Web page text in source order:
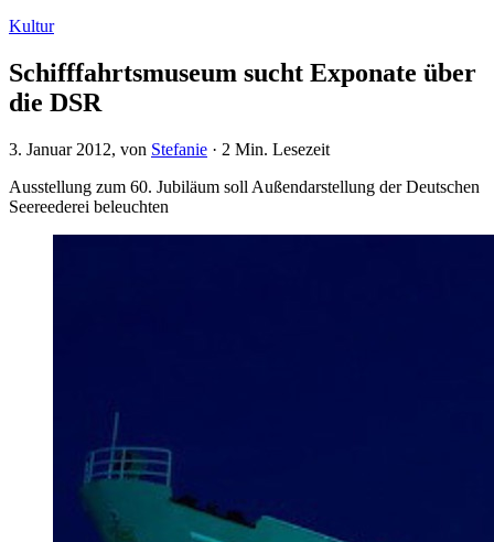
Kultur
Schifffahrtsmuseum sucht Exponate über
die DSR
3. Januar 2012, von Stefanie · 2 Min. Lesezeit
Ausstellung zum 60. Jubiläum soll Außendarstellung der Deutschen
Seereederei beleuchten